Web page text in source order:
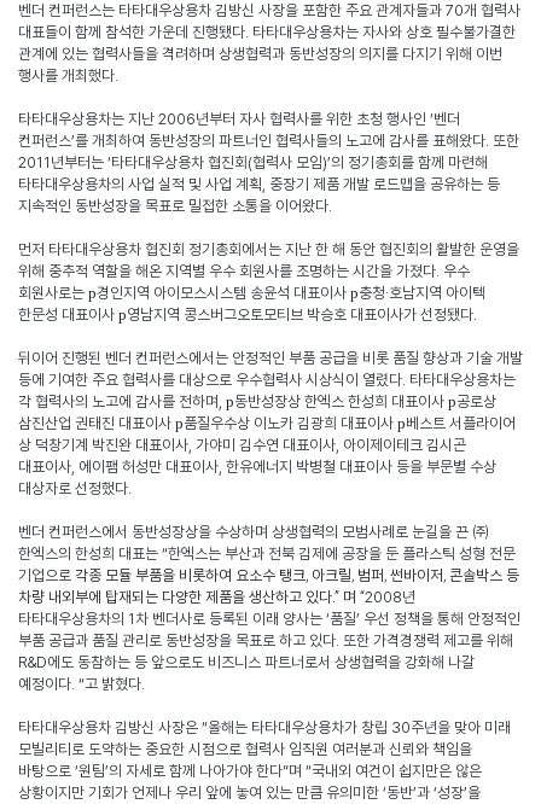
벤더 컨퍼런스는 타타대우상용차 김방신 사장을 포함한 주요 관계자들과 70개 협력사
대표들이 함께 참석한 가운데 진행됐다. 타타대우상용차는 자사와 상호 필수불가결한
관계에 있는 협력사들을 격려하며 상생협력과 동반성장의 의지를 다지기 위해 이번
행사를 개최했다.
타타대우상용차는 지난 2006년부터 자사 협력사를 위한 초청 행사인 ‘벤더
컨퍼런스’를 개최하여 동반성장의 파트너인 협력사들의 노고에 감사를 표해왔다. 또한
2011 년부터는 ‘타타대우상용차 협진회 (협력사 모임)’의 정기총회를 함께 마련해
타타대우상용차의 사업 실적 및 사업 계획, 중장기 제품 개발 로드맵을 공유하는 등
지속적인 동반성장을 목표로 밀접한 소통을 이어왔다.
먼저 타타대우상용차 협진회 정기총회에서는 지난 한 해 동안 협진회의 활발한 운영을
위해 중추적 역할을 해온 지역별 우수 회원사를 조명하는 시간을 가졌다. 우수
회원사로는 p경인지역 아이모스시스템 송윤석 대표이사 p충청·호남지역 아이텍
한문성 대표이사 p영남지역 콩스버그오토모티브 박승호 대표이사가 선정됐다.
뒤이어 진행된 벤더 컨퍼런스에서는 안정적인 부품 공급을 비롯 품질 향상과 기술 개발
등에 기여한 주요 협력사를 대상으로 우수협력사 시상식이 열렸다. 타타대우상용차는
각 협력사의 노고에 감사를 전하며 , p동반성장상 한엑스 한성희 대표이사 p공로상
삼진산업 권태진 대표이사 p품질우수상 이노카 김광희 대표이사 p베스트 서플라이어
상 덕창기계 박진완 대표이사, 가야미 김수연 대표이사, 아이제이테크 김시곤
대표이사, 에이팸 허성만 대표이사, 한유에너지 박병철 대표이사 등을 부문별 수상
대상자로 선정했다.
벤더 컨퍼런스에서 동반성장상을 수상하며 상생협력의 모범사례로 눈길을 끈 ㈜
한엑스의 한성희 대표는 “한엑스는 부산과 전북 김제에 공장을 둔 플라스틱 성형 전문
기업으로 각종 모듈 부품을 비롯하여 요소수 탱크, 아크릴, 범퍼 , 썬바이저 , 콘솔박스 등
차량 내외부에 탑재되는 다양한 제품을 생산하고 있다.” 며 “2008년
타타대우상용차의 1 차 벤더사로 등록된 이래 양사는 ‘품질’ 우선 정책을 통해 안정적인
부품 공급과 품질 관리로 동반성장을 목표로 하고 있다. 또한 가격경쟁력 제고를 위해
R&D에도 동참하는 등 앞으로도 비즈니스 파트너로서 상생협력을 강화해 나갈
예정이다. “고 밝혔다.
타타대우상용차 김방신 사장은 “올해는 타타대우상용차가 창립 30주년을 맞아 미래
모빌리티로 도약하는 중요한 시점으로 협력사 임직원 여러분과 신뢰와 책임을
바탕으로 ‘원팀’의 자세로 함께 나아가야 한다”며 “국내외 여건이 쉽지만은 않은
상황이지만 기회가 언제나 우리 앞에 놓여 있는 만큼 유의미한 ‘동반’과 ‘성장’을